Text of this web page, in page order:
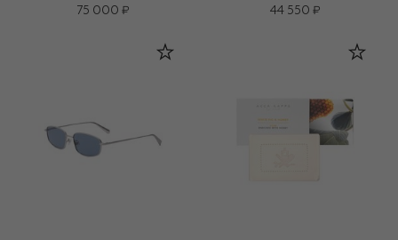
75 000 ₽
44 550 ₽